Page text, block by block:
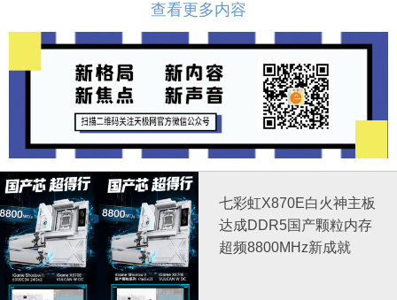
查看更多内容
七彩虹X870E白火神主板
达成DDR5国产颗粒内存
超频8800MHz新成就